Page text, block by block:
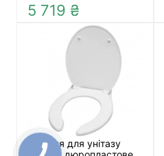
5 719 ₴
Сидіння для унітазу